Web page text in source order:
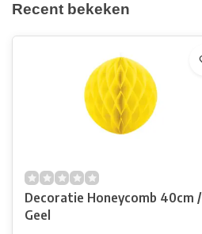
Recent bekeken
Decoratie Honeycomb 40cm /
Geel